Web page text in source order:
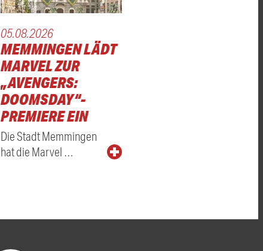
05.08.2026
MEMMINGEN LÄDT
MARVEL ZUR
„AVENGERS:
DOOMSDAY“-
PREMIERE EIN
Die Stadt Memmingen
hat die Marvel …